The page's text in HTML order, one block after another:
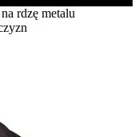
rdzę metalu